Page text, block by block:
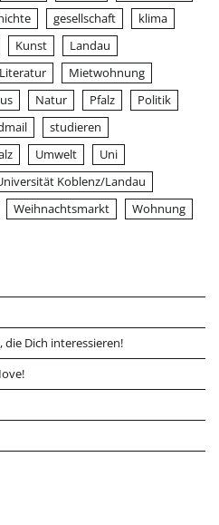
gesellschaft
klima
Kunst
Landau
Literatur
Mietwohnung
Natur Pfalz
Politik
studieren
Umwelt
Uni
Koblenz/Landau
Weihnachtsmarkt
Wohnung
die Dich interessieren!